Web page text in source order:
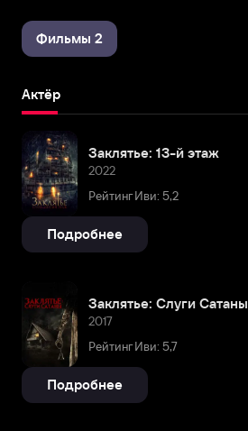
Фильмы 2
Актёр
Заклятье: 13-й этаж
2022
Рейтинг Иви: 5,2
Подробнее
Заклятье: Слуги Сатаны
2017
Рейтинг Иви: 5,7
Подробнее